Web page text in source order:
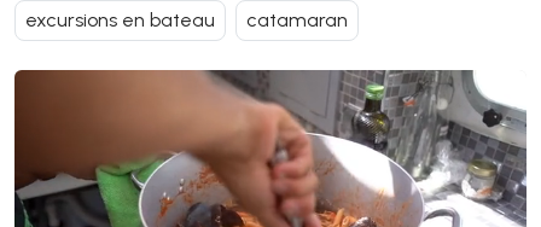
excursions en bateau catamaran